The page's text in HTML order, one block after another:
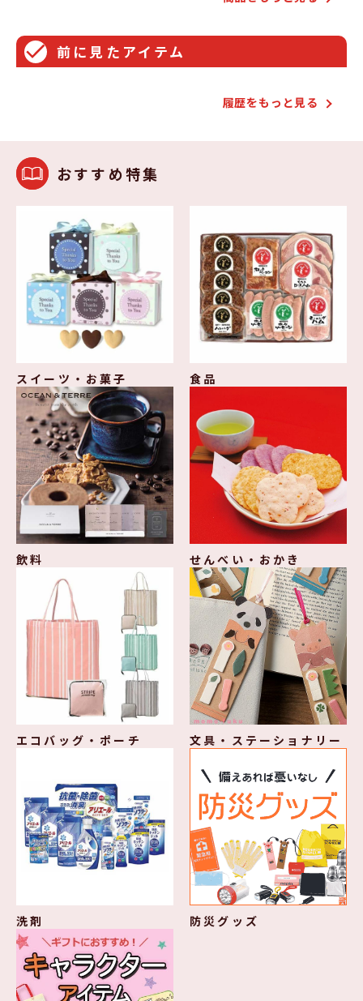
前に⾒たアイテム
履歴をもっと⾒る
おすすめ特集
スイーツ・お菓子 食品
飲料 せんべい・おかき
エコバッグ・ポーチ 文具・ステーショナリー
洗剤 防災グッズ